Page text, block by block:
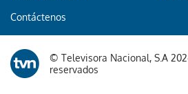
Contáctenos
© Televisora Nacional, S.A
reservados